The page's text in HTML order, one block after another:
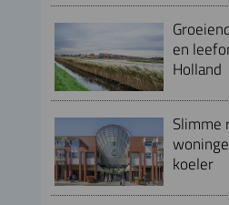
en
Holland
Slimme
koeler